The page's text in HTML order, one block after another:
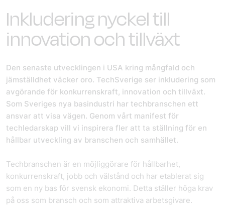
Inkludering nyckel till
innovation och tillväxt
Den senaste utvecklingen i USA kring mångfald och
jämställdhet väcker oro. TechSverige ser inkludering som
avgörande för konkurrenskraft, innovation och tillväxt.
Som Sveriges nya basindustri har techbranschen ett
ansvar att visa vägen. Genom vårt manifest för
techledarskap vill vi inspirera fler att ta ställning för en
hållbar utveckling av branschen och samhället.
Techbranschen är en möjliggörare för hållbarhet,
konkurrenskraft, jobb och välstånd och har etablerat sig
som en ny bas för svensk ekonomi. Detta ställer höga krav
på oss som bransch och som attraktiva arbetsgivare.